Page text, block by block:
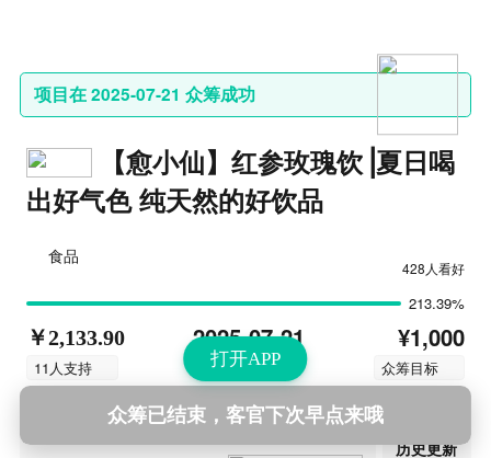
打开APP
项目在 2025-07-21 众筹成功
【愈小仙】红参玫瑰饮⎥夏日喝
出好气色 纯天然的好饮品
食品
428人看好
213.39%
￥2,133.90
11人支持
2025-07-21
结束时间
¥1,000
众筹目标
第4次更新 2025-07-01 12:25
历史更新
众筹已结束，客官下次早点来哦